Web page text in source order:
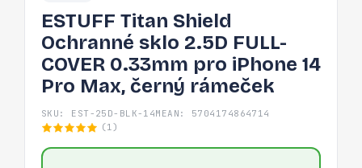
rámeček
ESTUFF Titan Shield
Ochranné sklo 2.5D FULL-
COVER 0.33mm pro iPhone 14
Pro Max, černý rámeček
SKU: EST-25D-BLK-14M EAN: 5704174864714
(1)